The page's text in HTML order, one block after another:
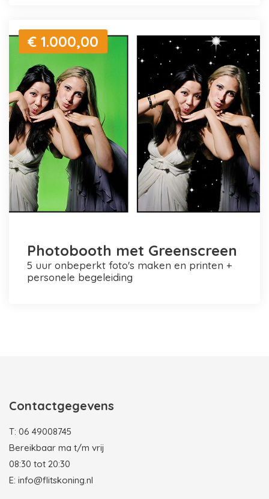
€ 1.000,00
Photobooth met Greenscreen
5 uur onbeperkt foto's maken en printen +
personele begeleiding
Contactgegevens
T: 06 49008745
Bereikbaar ma t/m vrij
08:30 tot 20:30
E: info@flitskoning.nl